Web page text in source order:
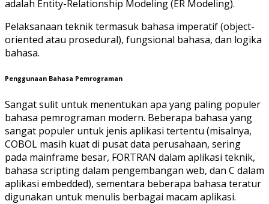
adalah Entity-Relationship Modeling (ER Modeling).
Pelaksanaan teknik termasuk bahasa imperatif (object-
oriented atau prosedural), fungsional bahasa, dan logika
bahasa.
Penggunaan Bahasa Pemrograman
Sangat sulit untuk menentukan apa yang paling populer
bahasa pemrograman modern. Beberapa bahasa yang
sangat populer untuk jenis aplikasi tertentu (misalnya,
COBOL masih kuat di pusat data perusahaan, sering
pada mainframe besar, FORTRAN dalam aplikasi teknik,
bahasa scripting dalam pengembangan web, dan C dalam
aplikasi embedded), sementara beberapa bahasa teratur
digunakan untuk menulis berbagai macam aplikasi.